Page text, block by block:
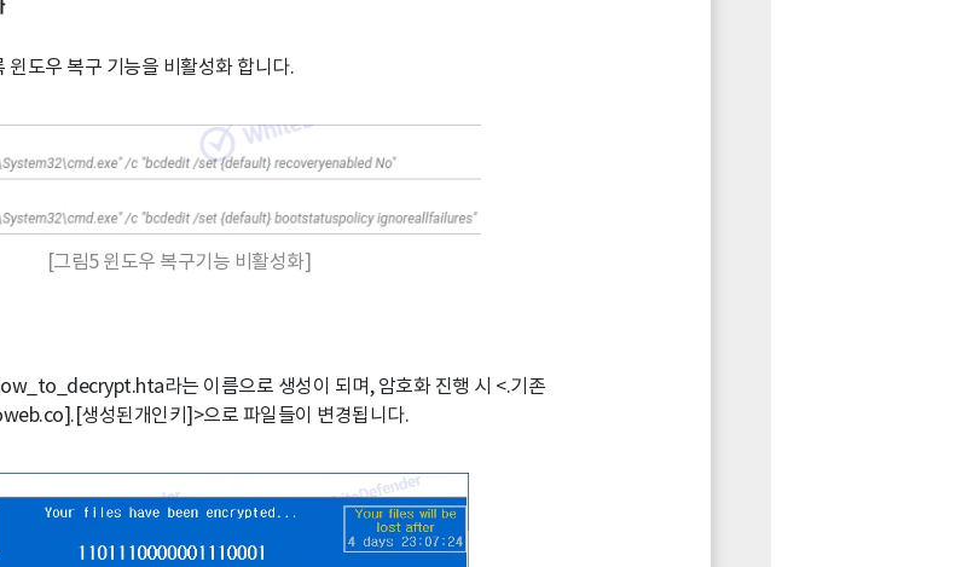
윈도우 복구 기능을 비활성화 합니다.
[그림5 윈도우 복구기능 비활성화]
라는 이름으로 생성이 되며, 암호화 진행 시 <.기존
생성된개인키]>으로 파일들이 변경됩니다.